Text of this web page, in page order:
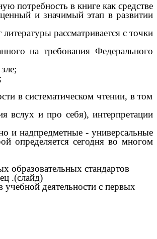
потребность в книге как средстве
и значимый этап в развитии
рассматривается с точки
на требования Федерального
в систематическом чтении, в том
вслух и про себя), интерпретации
и надпредметные - универсальные
определяется сегодня во многом
образовательных стандартов
.(слайд)
деятельности с первых